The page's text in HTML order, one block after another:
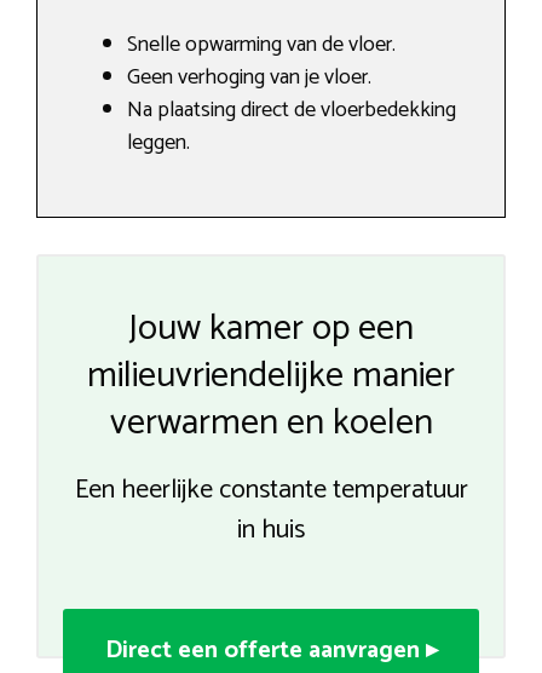
Snelle opwarming van de vloer.
Geen verhoging van je vloer.
Na plaatsing direct de vloerbedekking
leggen.
Jouw kamer op een
milieuvriendelijke manier
verwarmen en koelen
Een heerlijke constante temperatuur
in huis
Direct een offerte aanvragen ▸